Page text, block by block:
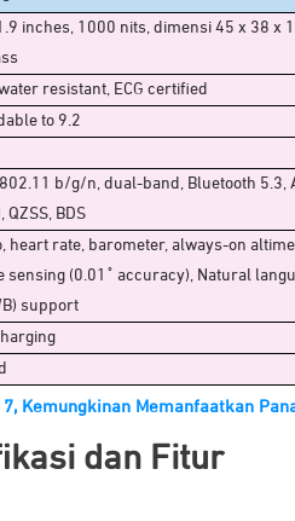
1.9 inches, 1000 nits, dimensi 45 x 38
resistant, ECG certified
to 9.2
b/g/n, dual-band, Bluetooth 5.3,
QZSS, BDS
heart rate, barometer, always-on
sensing (0.01˚ accuracy), Natural
support
Kemungkinan Memanfaatkan
dan Fitur